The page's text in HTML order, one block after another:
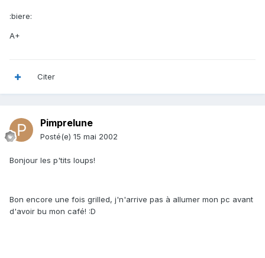
:biere:
A+
Citer
Pimprelune
Posté(e) 15 mai 2002
Bonjour les p'tits loups!
Bon encore une fois grilled, j'n'arrive pas à allumer mon pc avant
d'avoir bu mon café! :D